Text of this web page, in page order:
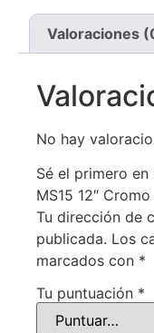
Valoraciones
No hay
Sé el primero en
MS15 12″ Cromo
Tu dirección de
publicada. Los
marcados con *
Tu puntuación *